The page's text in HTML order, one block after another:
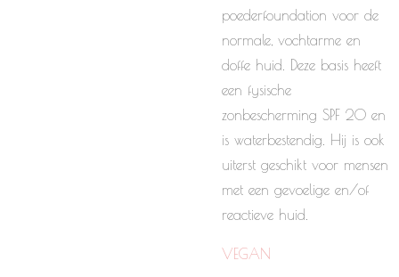
poederfoundation voor de
normale, vochtarme en
doffe huid. Deze basis heeft
een fysische
zonbescherming SPF 20 en
is waterbestendig. Hij is ook
uiterst geschikt voor mensen
met een gevoelige en/of
reactieve huid.
VEGAN